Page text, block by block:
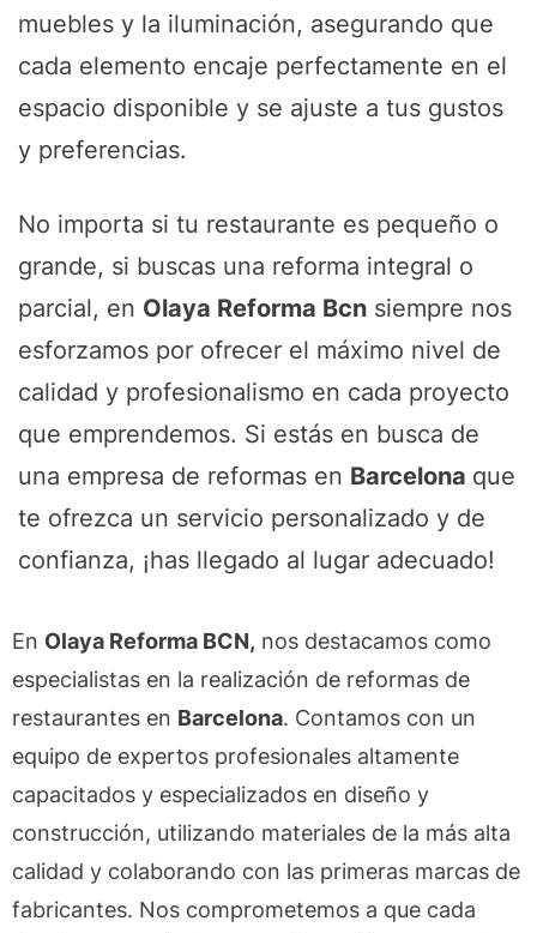
muebles y la iluminación, asegurando que
cada elemento encaje perfectamente en el
espacio disponible y se ajuste a tus gustos
y preferencias.
No importa si tu restaurante es pequeño o
grande, si buscas una reforma integral o
parcial, en Olaya Reforma Bcn siempre nos
esforzamos por ofrecer el máximo nivel de
calidad y profesionalismo en cada proyecto
que emprendemos. Si estás en busca de
una empresa de reformas en Barcelona que
te ofrezca un servicio personalizado y de
confianza, ¡has llegado al lugar adecuado!
En Olaya Reforma BCN, nos destacamos como
especialistas en la realización de reformas de
restaurantes en Barcelona. Contamos con un
equipo de expertos profesionales altamente
capacitados y especializados en diseño y
construcción, utilizando materiales de la más alta
calidad y colaborando con las primeras marcas de
fabricantes. Nos comprometemos a que cada